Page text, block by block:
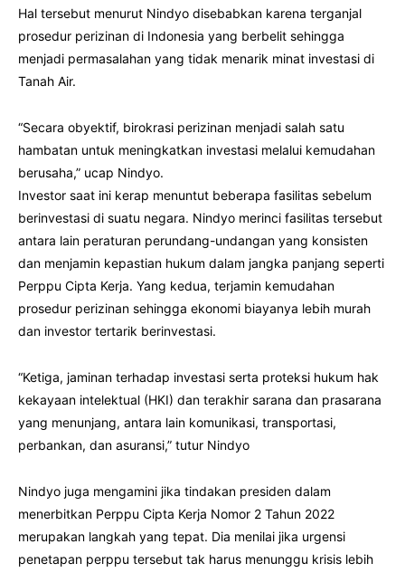
Hal tersebut menurut Nindyo disebabkan karena terganjal
prosedur perizinan di Indonesia yang berbelit sehingga
menjadi permasalahan yang tidak menarik minat investasi di
Tanah Air.
“Secara obyektif, birokrasi perizinan menjadi salah satu
hambatan untuk meningkatkan investasi melalui kemudahan
berusaha,” ucap Nindyo.
Investor saat ini kerap menuntut beberapa fasilitas sebelum
berinvestasi di suatu negara. Nindyo merinci fasilitas tersebut
antara lain peraturan perundang-undangan yang konsisten
dan menjamin kepastian hukum dalam jangka panjang seperti
Perppu Cipta Kerja. Yang kedua, terjamin kemudahan
prosedur perizinan sehingga ekonomi biayanya lebih murah
dan investor tertarik berinvestasi.
“Ketiga, jaminan terhadap investasi serta proteksi hukum hak
kekayaan intelektual (HKI) dan terakhir sarana dan prasarana
yang menunjang, antara lain komunikasi, transportasi,
perbankan, dan asuransi,” tutur Nindyo
Nindyo juga mengamini jika tindakan presiden dalam
menerbitkan Perppu Cipta Kerja Nomor 2 Tahun 2022
merupakan langkah yang tepat. Dia menilai jika urgensi
penetapan perppu tersebut tak harus menunggu krisis lebih